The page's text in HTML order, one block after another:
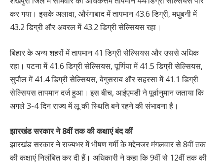
कर गया। इसके अलावा, औरंगाबाद में तापमान 43.6 डिग्री, मधुबनी में
43.2 डिग्री और अवरल में 43.2 डिग्री सेल्सियस रहा।
बिहार के अन्य शहरों में तापमान 41 डिग्री सेल्सियस और उससे अधिक
रहा। पटना में 41.6 डिग्री सेल्सियस, पूर्णिया में 41.5 डिग्री सेल्सियस,
सुपौल में 41.4 डिग्री सेल्सियस, बेगुसराय और सहरसा में 41.1 डिग्री
सेल्सियस तापमान दर्ज हुआ। इस बीच, आईएमडी ने पूर्वानुमान जताया कि
अगले 3-4 दिन राज्य में लू की स्थिति बने रहने की संभावना है।
झारखंड सरकार ने 8वीं तक की कक्षाएं बंद कीं
झारखंड सरकार ने राज्यभर में भीषण गर्मी के मद्देनजर मंगलवार से 8वीं तक
की कक्षाएं निलंबित कर दी हैं। अधिकारी ने कहा कि 9वीं से 12वीं तक की